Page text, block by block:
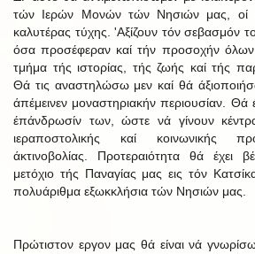
τών Ιερών Μονών τών Νησιών μας, οί
καλυτέρας τύχης. 'Αξίζουν τόν σεβασμόν
όσα προσέφεραν καί τήν προσοχήν όλων
τμήμα τής ιστορίας, τής ζωής καί τής
Θά τις αναστηλώσω μεν καί θά
άπέμεινεν μοναστηριακήν περιουσίαν. Θά
έπάνδρωσίν των, ώστε νά γίνουν κέντρα
ιεραποστολικής καί κοινωνικής
άκτινοβολίας. Προτεραιότητα θά έχει
μετόχιο τής Παναγίας μας εις τόν
πολυάριθμα εξωκκλήσια τών Νησιών μας.
Πρώτιστον εργον μας θά είναι νά